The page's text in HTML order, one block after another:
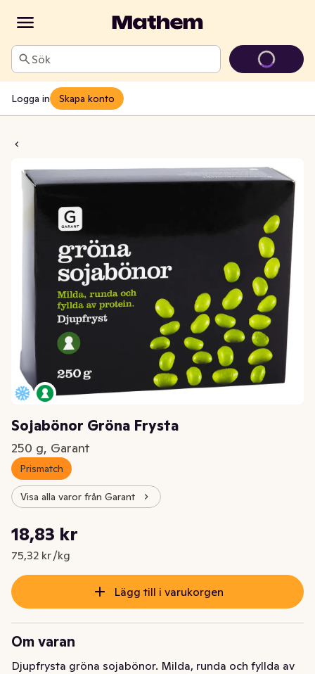
Sök
Logga in Skapa konto
Gröna Frysta
Sojabönor Gröna Frysta
250 g, Garant
Prismatch
Visa alla varor från Garant
Nuvarande pris är: 18,83 kr
18,83 kr
75,32 kr /kg
Styckpris: 75,32 kr /kg
Lägg till i varukorgen
Om varan
Djupfrysta gröna sojabönor. Milda, runda och fyllda av